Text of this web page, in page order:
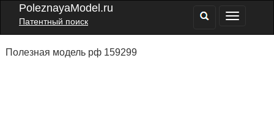
PoleznayaModel.ru
Патентный поиск
Полезная модель рф 159299